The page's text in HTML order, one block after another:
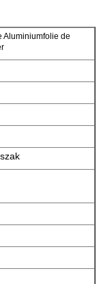
Aluminiumfolie de